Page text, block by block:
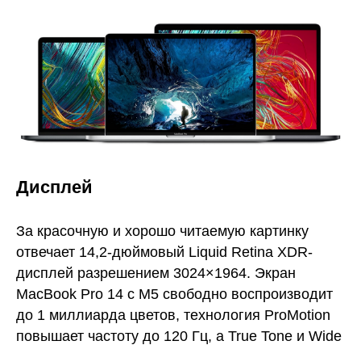
Дисплей
За красочную и хорошо читаемую картинку
отвечает 14,2-дюймовый Liquid Retina XDR-
дисплей разрешением 3024×1964. Экран
MacBook Pro 14 с M5 свободно воспроизводит
до 1 миллиарда цветов, технология ProMotion
повышает частоту до 120 Гц, а True Tone и Wide